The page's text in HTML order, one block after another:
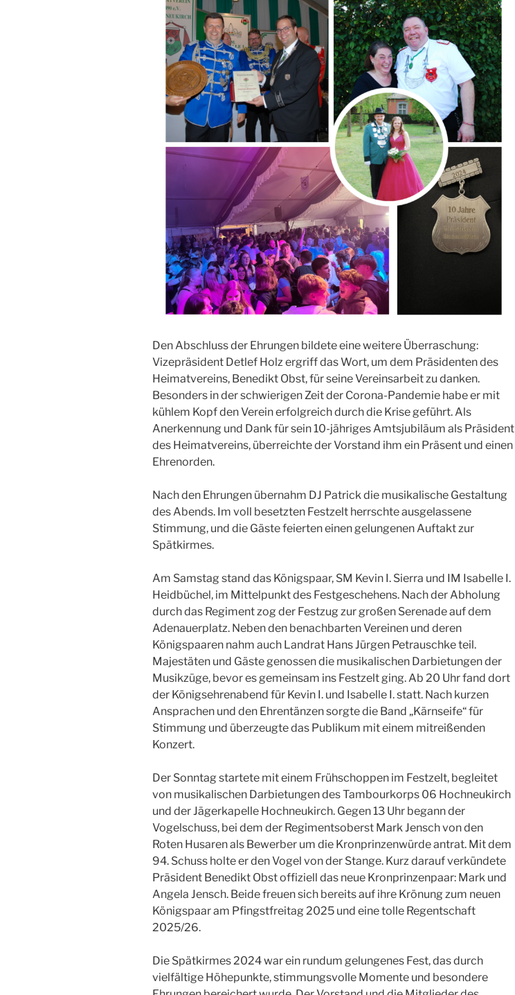
Den Abschluss der Ehrungen bildete eine weitere Überraschung:
Vizepräsident Detlef Holz ergriff das Wort, um dem Präsidenten des
Heimatvereins, Benedikt Obst, für seine Vereinsarbeit zu danken.
Besonders in der schwierigen Zeit der Corona-Pandemie habe er mit
kühlem Kopf den Verein erfolgreich durch die Krise geführt. Als
Anerkennung und Dank für sein 10-jähriges Amtsjubiläum als Präsident
des Heimatvereins, überreichte der Vorstand ihm ein Präsent und einen
Ehrenorden.
Nach den Ehrungen übernahm DJ Patrick die musikalische Gestaltung
des Abends. Im voll besetzten Festzelt herrschte ausgelassene
Stimmung, und die Gäste feierten einen gelungenen Auftakt zur
Spätkirmes.
Am Samstag stand das Königspaar, SM Kevin I. Sierra und IM Isabelle I.
Heidbüchel, im Mittelpunkt des Festgeschehens. Nach der Abholung
durch das Regiment zog der Festzug zur großen Serenade auf dem
Adenauerplatz. Neben den benachbarten Vereinen und deren
Königspaaren nahm auch Landrat Hans Jürgen Petrauschke teil.
Majestäten und Gäste genossen die musikalischen Darbietungen der
Musikzüge, bevor es gemeinsam ins Festzelt ging. Ab 20 Uhr fand dort
der Königsehrenabend für Kevin I. und Isabelle I. statt. Nach kurzen
Ansprachen und den Ehrentänzen sorgte die Band „Kärnseife“ für
Stimmung und überzeugte das Publikum mit einem mitreißenden
Konzert.
Der Sonntag startete mit einem Frühschoppen im Festzelt, begleitet
von musikalischen Darbietungen des Tambourkorps 06 Hochneukirch
und der Jägerkapelle Hochneukirch. Gegen 13 Uhr begann der
Vogelschuss, bei dem der Regimentsoberst Mark Jensch von den
Roten Husaren als Bewerber um die Kronprinzenwürde antrat. Mit dem
94. Schuss holte er den Vogel von der Stange. Kurz darauf verkündete
Präsident Benedikt Obst offiziell das neue Kronprinzenpaar: Mark und
Angela Jensch. Beide freuen sich bereits auf ihre Krönung zum neuen
Königspaar am Pfingstfreitag 2025 und eine tolle Regentschaft
2025/26.
Die Spätkirmes 2024 war ein rundum gelungenes Fest, das durch
vielfältige Höhepunkte, stimmungsvolle Momente und besondere